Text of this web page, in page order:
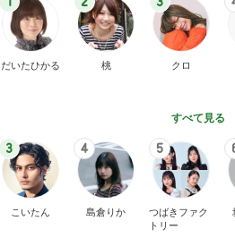
だいたひかる 桃 クロ
すべて見る
3
こいたん
4
島倉りか
5
つばきファク
トリー